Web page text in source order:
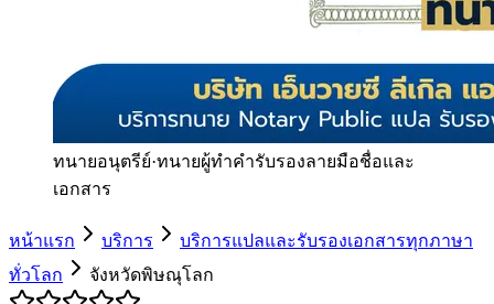
ทนายอนุตรีย์·ทนายผู้ทำคำรับรองลายมือชื่อและ
เอกสาร
หน้าแรก บริการ
บริการแปลและรับรองเอกสารทุกภาษา
ทั่วโลก
จังหวัดพิษณุโลก